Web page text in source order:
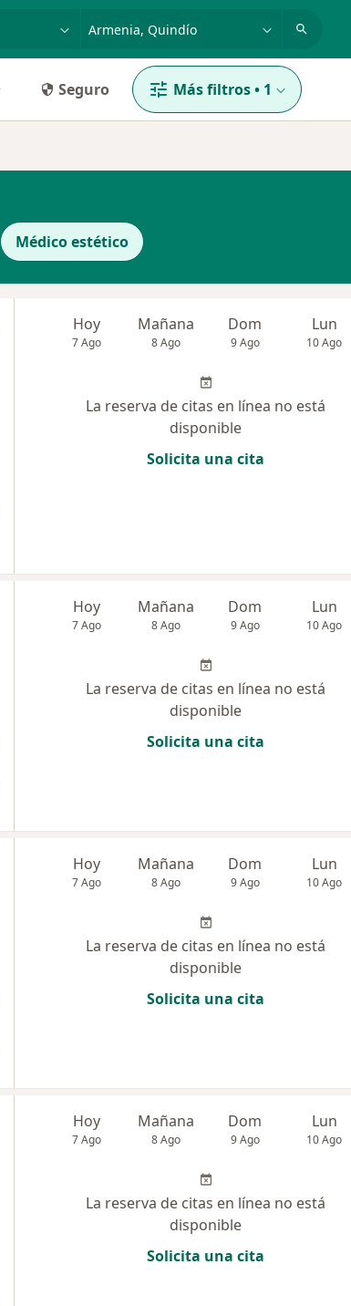
Seguro Más filtros• 1
Médico estético
Hoy
7 Ago
Mañana
8 Ago
Dom
9 Ago
Lun
10 Ago
La reserva de citas en línea no está
disponible
Solicita una cita
Hoy
7 Ago
Mañana
8 Ago
Dom
9 Ago
Lun
10 Ago
La reserva de citas en línea no está
disponible
Solicita una cita
Hoy
7 Ago
Mañana
8 Ago
Dom
9 Ago
Lun
10 Ago
La reserva de citas en línea no está
disponible
Solicita una cita
Hoy
7 Ago
Mañana
8 Ago
Dom
9 Ago
Lun
10 Ago
La reserva de citas en línea no está
disponible
Solicita una cita